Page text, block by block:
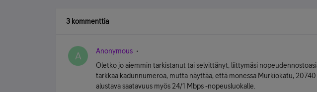
3 kommenttia
A Anonymous
Oletko jo aiemmin tarkistanut tai selvittänyt, liittymäsi
tarkkaa kadunnumeroa, mutta näyttää, että monessa Murkiokatu,
alustava saatavuus myös 24/1 Mbps -nopeusluokalle.